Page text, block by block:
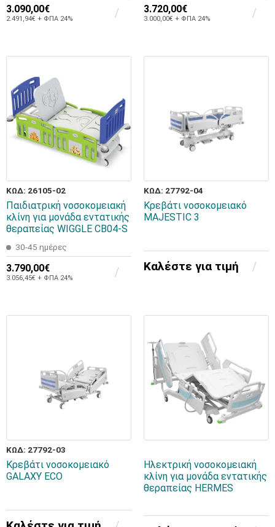
3.090,00€
2.491,94€ + ΦΠΑ 24%
3.720,00€
3.000,00€ + ΦΠΑ 24%
ΚΩΔ: 26105-02
Παιδιατρική νοσοκομειακή
κλίνη για μονάδα εντατικής
θεραπείας WIGGLE CB04-S
30-45 ημέρες
3.790,00€
3.056,45€ + ΦΠΑ 24%
ΚΩΔ: 27792-04
Κρεβάτι νοσοκομειακό
MAJESTIC 3
Καλέστε για τιμή
ΚΩΔ: 27792-03
Κρεβάτι νοσοκομειακό
GALAXY ECO
Ηλεκτρική νοσοκομειακή
κλίνη για μονάδα εντατικής
θεραπείας HERMES